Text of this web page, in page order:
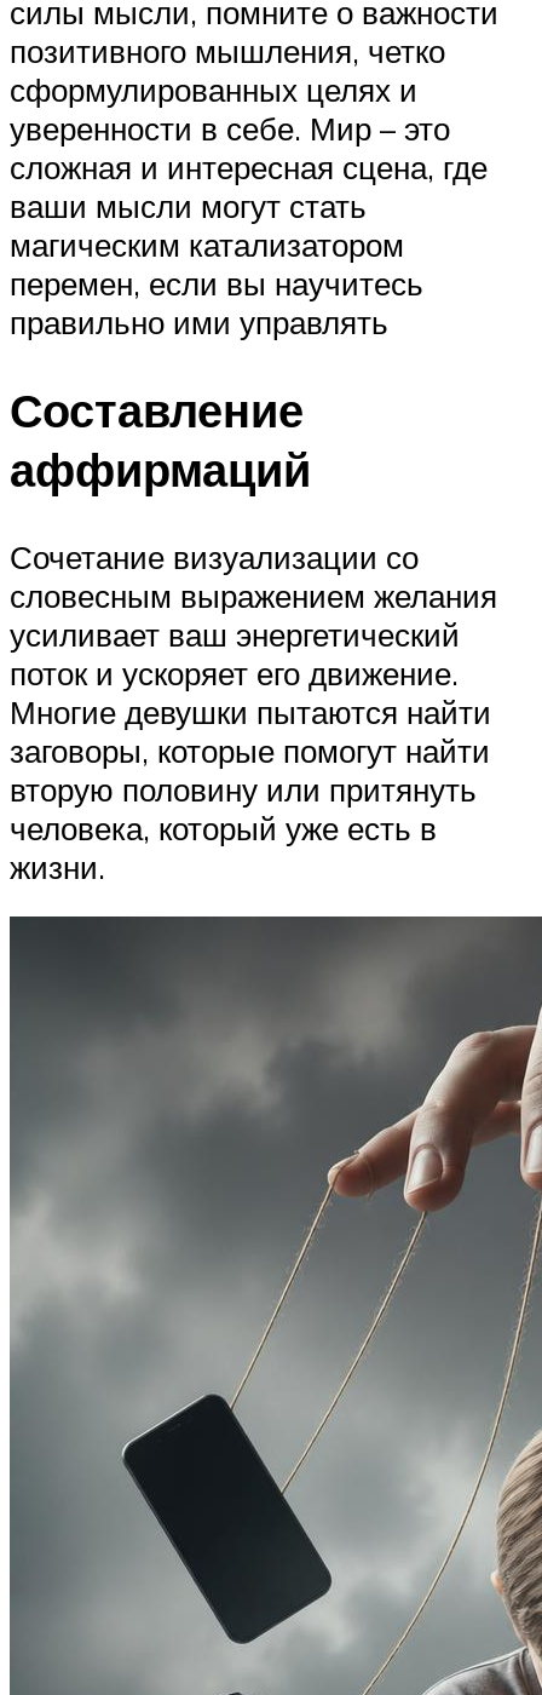
силы мысли, помните о важности
позитивного мышления, четко
сформулированных целях и
уверенности в себе. Мир – это
сложная и интересная сцена, где
ваши мысли могут стать
магическим катализатором
перемен, если вы научитесь
правильно ими управлять
Составление
аффирмаций
Сочетание визуализации со
словесным выражением желания
усиливает ваш энергетический
поток и ускоряет его движение.
Многие девушки пытаются найти
заговоры, которые помогут найти
вторую половину или притянуть
человека, который уже есть в
жизни.